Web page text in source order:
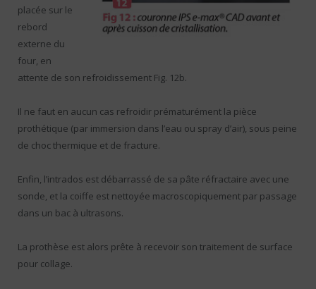
placée sur le
rebord
externe du
four, en
attente de son refroidissement Fig. 12b.
Il ne faut en aucun cas refroidir prématurément la pièce
prothétique (par immersion dans l’eau ou spray d’air), sous peine
de choc thermique et de fracture.
Enfin, l’intrados est débarrassé de sa pâte réfractaire avec une
sonde, et la coiffe est nettoyée macroscopiquement par passage
dans un bac à ultrasons.
La prothèse est alors prête à recevoir son traitement de surface
pour collage.